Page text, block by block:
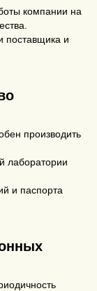
компании на
поставщика и
производить
лаборатории
и паспорта